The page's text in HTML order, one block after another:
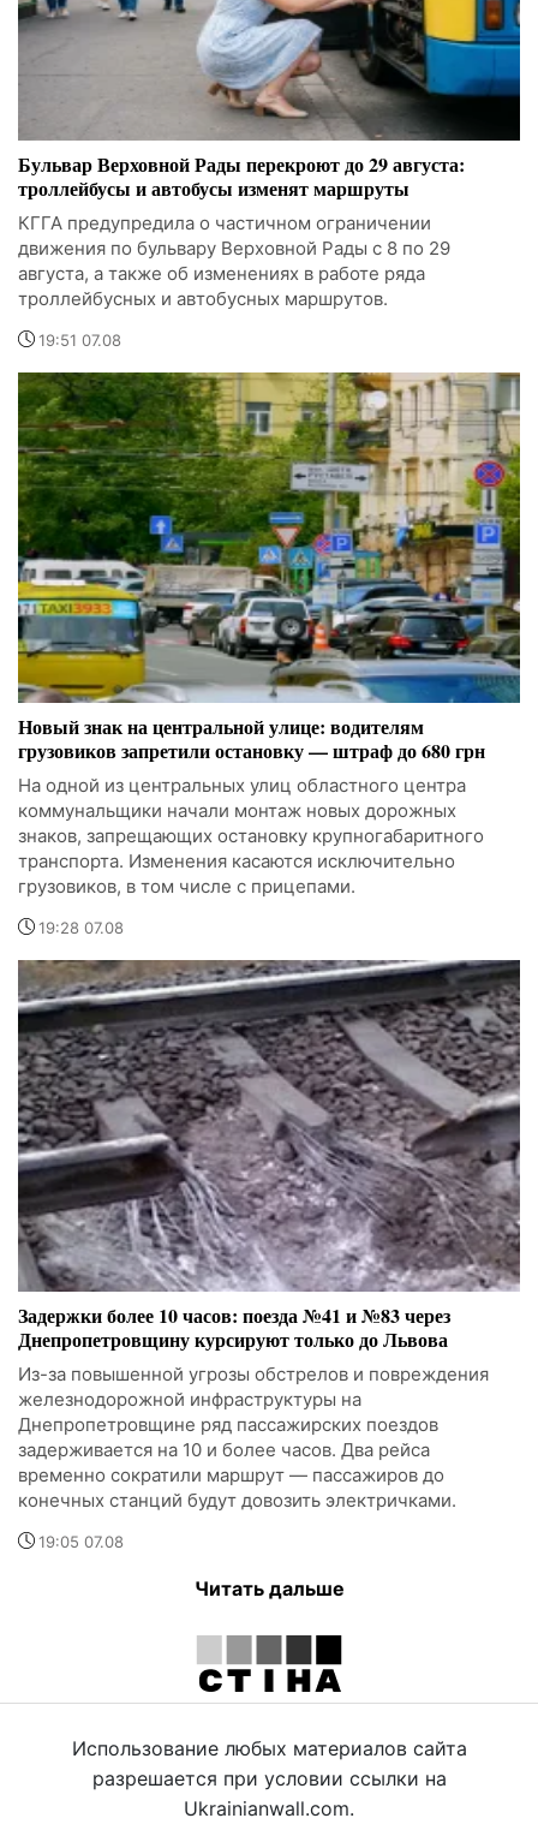
Бульвар Верховной Рады перекроют до 29 августа:
троллейбусы и автобусы изменят маршруты
КГГА предупредила о частичном ограничении
движения по бульвару Верховной Рады с 8 по 29
августа, а также об изменениях в работе ряда
троллейбусных и автобусных маршрутов.
19:51 07.08
Новый знак на центральной улице: водителям
грузовиков запретили остановку — штраф до 680 грн
На одной из центральных улиц областного центра
коммунальщики начали монтаж новых дорожных
знаков, запрещающих остановку крупногабаритного
транспорта. Изменения касаются исключительно
грузовиков, в том числе с прицепами.
19:28 07.08
Задержки более 10 часов: поезда №41 и №83 через
Днепропетровщину курсируют только до Львова
Из-за повышенной угрозы обстрелов и повреждения
железнодорожной инфраструктуры на
Днепропетровщине ряд пассажирских поездов
задерживается на 10 и более часов. Два рейса
временно сократили маршрут — пассажиров до
конечных станций будут довозить электричками.
19:05 07.08
Читать дальше
Использование любых материалов сайта
разрешается при условии ссылки на
Ukrainianwall.com.